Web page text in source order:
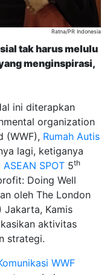
Ratna/PR Indonesia
tak harus melulu
menginspirasi,
ini diterapkan
organization
(WWF), Rumah Autis
lagi, ketiganya
ASEAN SPOT 5th
Doing Well
oleh The London
Jakarta, Kamis
aktivitas
strategi.
WWF